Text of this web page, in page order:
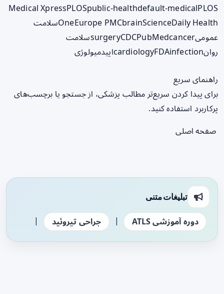
Medical XpressPLOSpublic-healthdefault-medicalPLOS
OneEurope PMCbrainScienceDaily Health
سلامت
عمومی
surgeryCDCPubMedcancer
سلامت
روان
cardiologyFDAinfection اپیدمیولوژی
راهنمای سریع
برای پیدا کردن سریع‌تر مطالب پزشکی، از جستجو یا برچسب‌های
پرکاربرد استفاده کنید.
صفحه اصلی
تبلیغات متنی
دوره آموزشی ATLS | جراحی تیروئید |